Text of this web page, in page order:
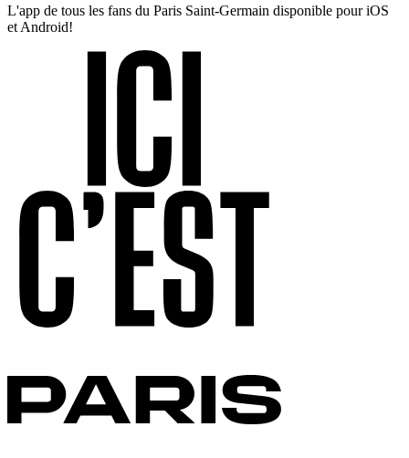
L'app de tous les fans du Paris Saint-Germain disponible pour iOS
et Android!